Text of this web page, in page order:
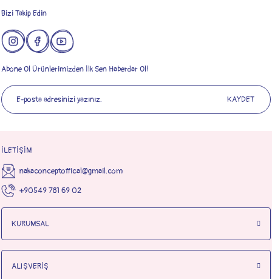
Bizi Takip Edin
Abone Ol Ürünlerimizden İlk Sen Haberdar Ol!
KAYDET
İLETİŞİM
nakaconceptoffical@gmail.com
+90549 781 69 02
KURUMSAL
ALIŞVERİŞ